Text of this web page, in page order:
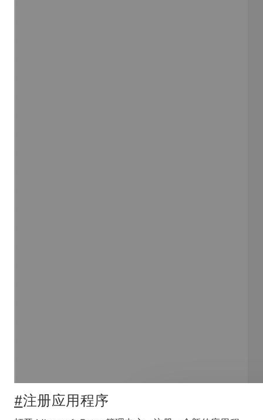
#注册应用程序